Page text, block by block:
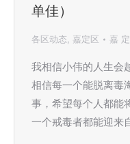
单佳）
各区动态 嘉定区 嘉 定
我相信小伟的人生会
相信每一个能脱离毒
事，希望每个人都能
一个戒毒者都能迎来